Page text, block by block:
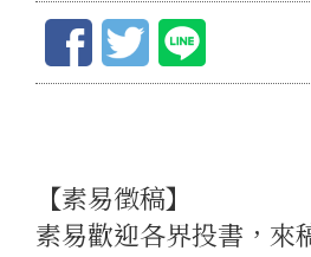
【素易徵稿】
素易歡迎各界投書，來